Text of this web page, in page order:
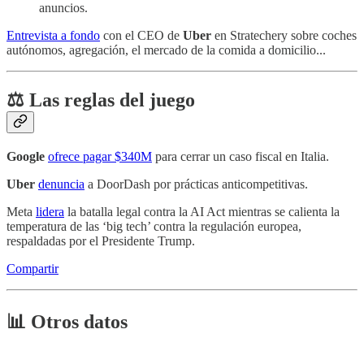
anuncios.
Entrevista a fondo con el CEO de Uber en Stratechery sobre coches
autónomos, agregación, el mercado de la comida a domicilio...
⚖️ Las reglas del juego
Google ofrece pagar $340M para cerrar un caso fiscal en Italia.
Uber denuncia a DoorDash por prácticas anticompetitivas.
Meta lidera la batalla legal contra la AI Act mientras se calienta la
temperatura de las ‘big tech’ contra la regulación europea,
respaldadas por el Presidente Trump.
Compartir
📊 Otros datos